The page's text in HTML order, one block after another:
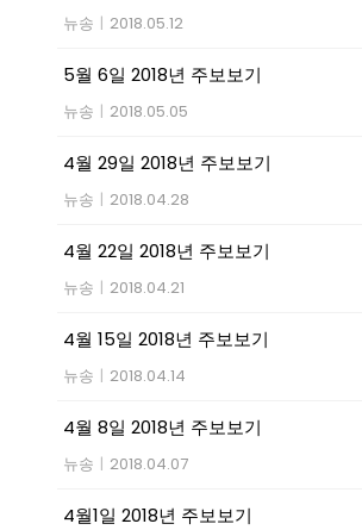
뉴송 | 2018.05.12
5월 6일 2018년 주보보기
뉴송 | 2018.05.05
4월 29일 2018년 주보보기
뉴송 | 2018.04.28
4월 22일 2018년 주보보기
뉴송 | 2018.04.21
4월 15일 2018년 주보보기
뉴송 | 2018.04.14
4월 8일 2018년 주보보기
뉴송 | 2018.04.07
4월1일 2018년 주보보기